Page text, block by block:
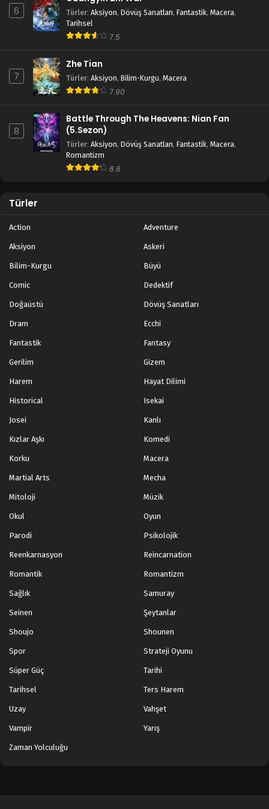
Tales of Herding Gods 32.Bölüm izle 4K
Blm 32 - Mayıs 26, 2025
Tales of Herding Gods 31.Bölüm izle
Blm 31 - Mayıs 18, 2025
Tales of Herding Gods 30.Bölüm izle
Blm 30 - Mayıs 11, 2025
Tales of Herding Gods 29.Bölüm izle
Blm 28 - Nisan 27, 2025
Tales of Herding Gods 27.Bölüm izle
Tales of Herding Gods 26.Bölüm izle
Blm 26 - Nisan 14, 2025
Tales of Herding Gods 25.Bölüm izle
Tales of Herding Gods 23.Bölüm izle
Tales of Herding Gods 21.Bölüm izle
Tales of Herding Gods 20.Bölüm izle
Tales of Herding Gods 19.Bölüm izle
Blm 18 - Şubat 17, 2025
6 Türler: Aksiyon, Dövüş Sanatları, Fantastik, Macera,
Tarihsel
7.5
7
Zhe Tian
Türler: Aksiyon, Bilim-Kurgu, Macera
7.90
8
Battle Through The Heavens: Nian Fan
(5.Sezon)
Türler: Aksiyon, Dövüş Sanatları, Fantastik, Macera,
Romantizm
8.6
Türler
Action Adventure
Aksiyon Askeri
Bilim-Kurgu Büyü
Comic Dedektif
Doğaüstü Dövüş Sanatları
Dram Ecchi
Fantastik Fantasy
Gerilim Gizem
Harem Hayat Dilimi
Historical Isekai
Josei Kanlı
Kızlar Aşkı Komedi
Korku Macera
Martial Arts Mecha
Mitoloji Müzik
Okul Oyun
Parodi Psikolojik
Reenkarnasyon Reincarnation
Romantik Romantizm
Sağlık Samuray
Seinen Şeytanlar
Shoujo Shounen
Spor Strateji Oyunu
Süper Güç Tarihi
Tarihsel Ters Harem
Uzay Vahşet
Vampir Yarış
Zaman Yolculuğu